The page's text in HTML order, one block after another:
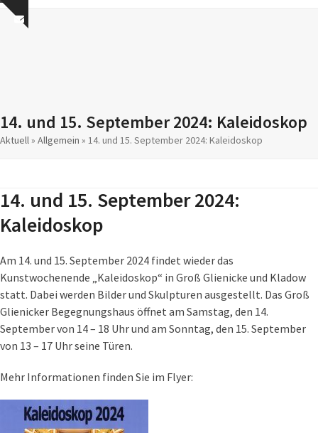
Skip
Show
Open
Close
14. und 15. September 2024: Kaleidoskop
Aktuell » Allgemein » 14. und 15. September 2024: Kaleidoskop
14. und 15. September 2024:
Kaleidoskop
Am 14. und 15. September 2024 findet wieder das
Kunstwochenende „Kaleidoskop“ in Groß Glienicke und Kladow
statt. Dabei werden Bilder und Skulpturen ausgestellt. Das Groß
Glienicker Begegnungshaus öffnet am Samstag, den 14.
September von 14 – 18 Uhr und am Sonntag, den 15. September
von 13 – 17 Uhr seine Türen.
Mehr Informationen finden Sie im Flyer: